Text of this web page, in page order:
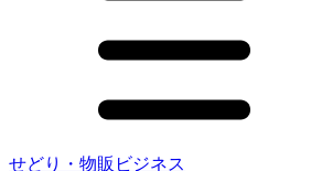
せどり・物販ビジネス